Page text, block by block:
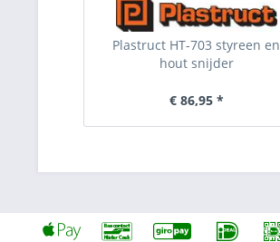
Plastruct HT-703 styreen en
hout snijder
€ 86,95 *